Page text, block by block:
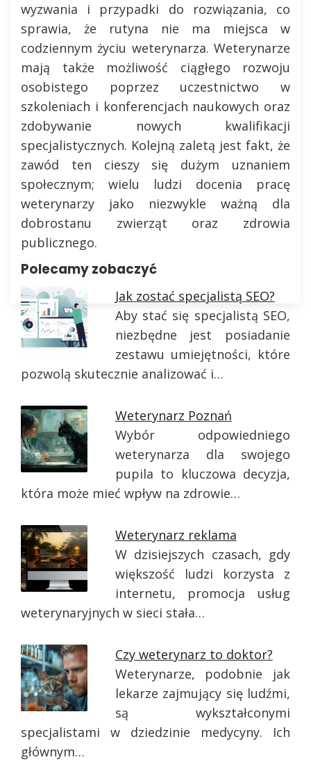
wyzwania i przypadki do rozwiązania, co
sprawia, że rutyna nie ma miejsca w
codziennym życiu weterynarza. Weterynarze
mają także możliwość ciągłego rozwoju
osobistego poprzez uczestnictwo w
szkoleniach i konferencjach naukowych oraz
zdobywanie nowych kwalifikacji
specjalistycznych. Kolejną zaletą jest fakt, że
zawód ten cieszy się dużym uznaniem
społecznym; wielu ludzi docenia pracę
weterynarzy jako niezwykle ważną dla
dobrostanu zwierząt oraz zdrowia
publicznego.
Polecamy zobaczyć
Jak zostać specjalistą SEO?
Aby stać się specjalistą SEO,
niezbędne jest posiadanie
zestawu umiejętności, które
pozwolą skutecznie analizować i…
Weterynarz Poznań
Wybór odpowiedniego
weterynarza dla swojego
pupila to kluczowa decyzja,
która może mieć wpływ na zdrowie…
Weterynarz reklama
W dzisiejszych czasach, gdy
większość ludzi korzysta z
internetu, promocja usług
weterynaryjnych w sieci stała…
Czy weterynarz to doktor?
Weterynarze, podobnie jak
lekarze zajmujący się ludźmi,
są wykształconymi
specjalistami w dziedzinie medycyny. Ich
głównym…